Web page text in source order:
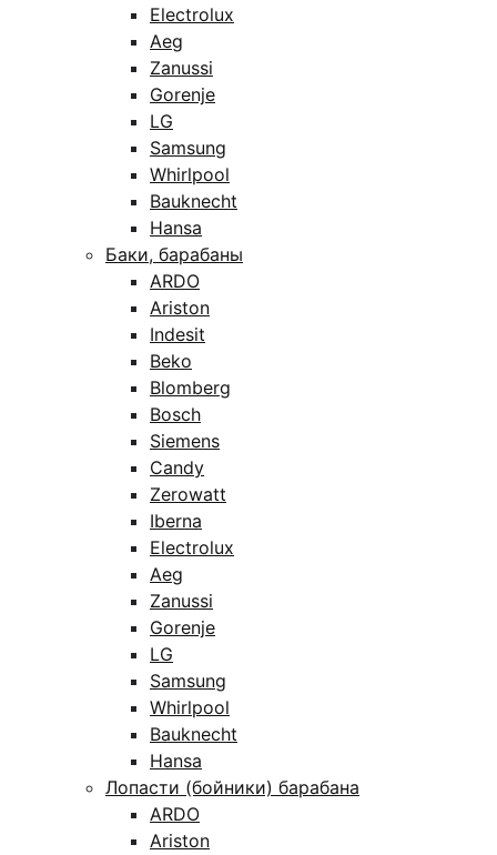
Electrolux
Aeg
Zanussi
Gorenje
LG
Samsung
Whirlpool
Bauknecht
Hansa
Баки, барабаны
ARDO
Ariston
Indesit
Beko
Blomberg
Bosch
Siemens
Candy
Zerowatt
Iberna
Electrolux
Aeg
Zanussi
Gorenje
LG
Samsung
Whirlpool
Bauknecht
Hansa
Лопасти (бойники) барабана
ARDO
Ariston